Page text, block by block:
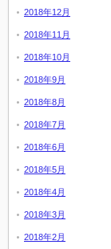
2018年12月
2018年11月
2018年10月
2018年9月
2018年8月
2018年7月
2018年6月
2018年5月
2018年4月
2018年3月
2018年2月